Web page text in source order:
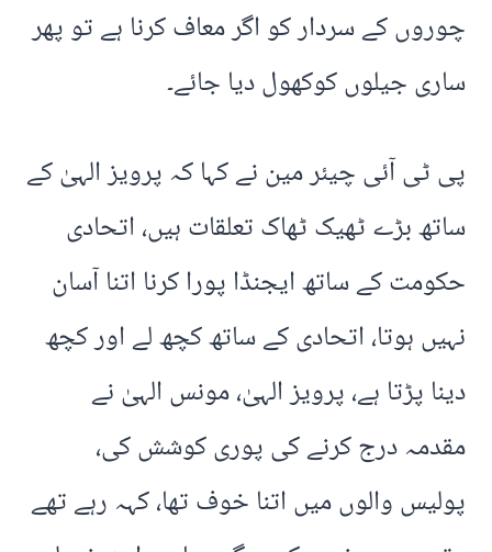
چوروں کے سردار کو اگر معاف کرنا ہے تو پھر
ساری جیلوں کوکھول دیا جائے۔
پی ٹی آئی چیئر مین نے کہا کہ پرویز الہیٰ کے
ساتھ بڑے ٹھیک ٹھاک تعلقات ہیں، اتحادی
حکومت کے ساتھ ایجنڈا پورا کرنا اتنا آسان
نہیں ہوتا، اتحادی کے ساتھ کچھ لے اور کچھ
دینا پڑتا ہے، پرویز الہیٰ، مونس الہیٰ نے
مقدمہ درج کرنے کی پوری کوشش کی،
پولیس والوں میں اتنا خوف تھا، کہہ رہے تھے